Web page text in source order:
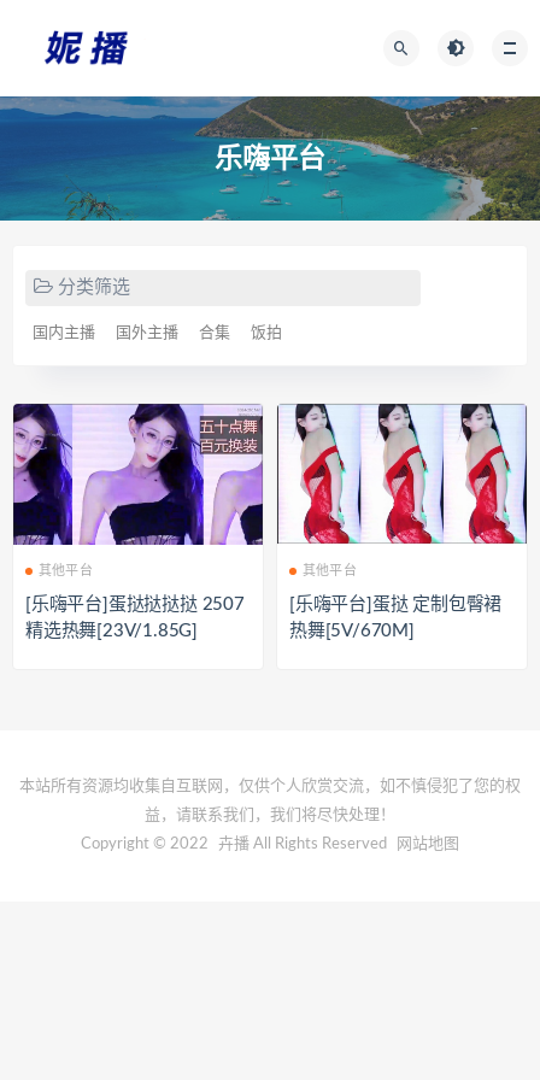
乐嗨平台
分类筛选
国内主播 国外主播 合集 饭拍
其他平台
[乐嗨平台]蛋挞挞挞挞 2507
精选热舞[23V/1.85G]
其他平台
[乐嗨平台]蛋挞 定制包臀裙
热舞[5V/670M]
本站所有资源均收集自互联网，仅供个人欣赏交流，如不慎侵犯了您的权
益，请联系我们，我们将尽快处理！
Copyright © 2022
卉播 All Rights Reserved 网站地图